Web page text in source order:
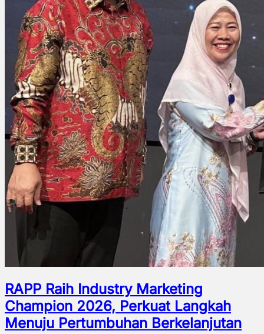
RAPP Raih Industry Marketing
Champion 2026, Perkuat Langkah
Menuju Pertumbuhan Berkelanjutan